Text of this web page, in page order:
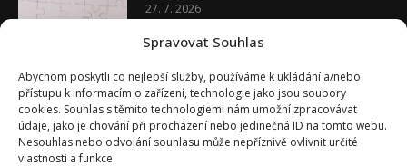
Spravovat Souhlas
Abychom poskytli co nejlepší služby, používáme k ukládání a/nebo
přístupu k informacím o zařízení, technologie jako jsou soubory
cookies. Souhlas s těmito technologiemi nám umožní zpracovávat
údaje, jako je chování při procházení nebo jedinečná ID na tomto webu.
Nesouhlas nebo odvolání souhlasu může nepříznivě ovlivnit určité
vlastnosti a funkce.
27. 7. 2026
20. 7. 2026